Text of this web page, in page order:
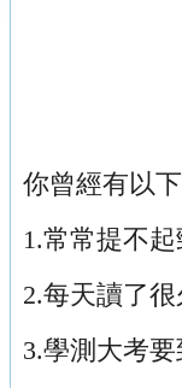
你曾經有以
1.常常提不起
2.每天讀了
3.學測大考